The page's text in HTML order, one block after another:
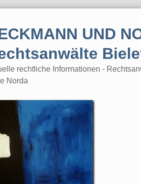
UND
rechtliche Informationen -
Norda